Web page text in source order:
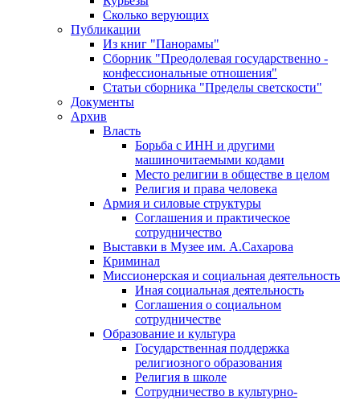
Сколько верующих
Публикации
Из книг "Панорамы"
Сборник "Преодолевая государственно -
конфессиональные отношения"
Статьи сборника "Пределы светскости"
Документы
Архив
Власть
Борьба с ИНН и другими
машиночитаемыми кодами
Место религии в обществе в целом
Религия и права человека
Армия и силовые структуры
Соглашения и практическое
сотрудничество
Выставки в Музее им. А.Сахарова
Криминал
Миссионерская и социальная деятельность
Иная социальная деятельность
Соглашения о социальном
сотрудничестве
Образование и культура
Государственная поддержка
религиозного образования
Религия в школе
Сотрудничество в культурно-